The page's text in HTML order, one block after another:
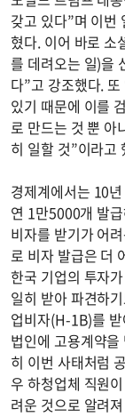
갖고 있다”며 이번
혔다. 이어 바로 소
를 데려오는 일)을
다”고 강조했다.
있기 때문에 이를
로 만드는 것 뿐 아
히 일할 것”이라고
경제계에서는 10
연 1만5000개 발
비자를 받기가 어
로 비자 발급은 더
한국 기업의 투자
일히 받아 파견하
업비자(H-1B)를
법인에 고용계약
히 이번 사태처럼
우 하청업체 직원
려운 것으로 알려